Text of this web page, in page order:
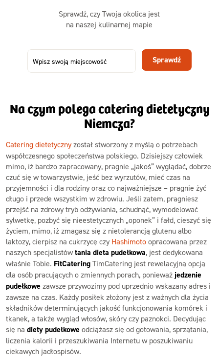
50,31 zł
73,99
-32%
Menu
Sprawdź, czy Twoja okolica jest
na naszej kulinarnej mapie
Sprawdź
Na czym polega catering dietetyczny
Niemcza?
Catering dietetycznyzostał stworzony z myślą o potrzebach
współczesnego społeczeństwa polskiego. Dzisiejszy człowiek
mimo, iż bardzo zapracowany, pragnie „jakoś” wyglądać, dobrze
czuć się w towarzystwie, jeść bez wyrzutów, mieć czas na
przyjemności i dla rodziny oraz co najważniejsze – pragnie żyć
długo i przede wszystkim w zdrowiu. Jeśli zatem, pragniesz
przejść na zdrowy tryb odżywiania, schudnąć, wymodelować
sylwetkę, pozbyć się nieestetycznych „oponek” i fałd, cieszyć się
życiem, mimo, iż zmagasz się z nietolerancją glutenu albo
laktozy, cierpisz na cukrzycę czy Hashimoto opracowana przez
naszych specjalistówtania dieta pudełkowa, jest dedykowana
właśnie Tobie. FitCatering TimCatering jest rewelacyjną opcją
dla osób pracujących o zmiennych porach, ponieważ jedzenie
pudełkowe zawsze przywozimy pod uprzednio wskazany adres i
zawsze na czas. Każdy posiłek złożony jest z ważnych dla życia
składników determinujących jakość funkcjonowania komórek i
tkanek, a także wygląd włosów, skóry czy paznokci. Decydując
się na diety pudełkowe odciążasz się od gotowania, sprzątania,
liczenia kalorii i przeszukiwania Internetu w poszukiwaniu
ciekawych jadłospisów.